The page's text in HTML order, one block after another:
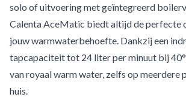
solo of uitvoering met geïntegreerd
Calenta AceMatic biedt altijd de perfecte
jouw warmwaterbehoefte. Dankzij een
tapcapaciteit tot 24 liter per minuut bij
van royaal warm water, zelfs op meerdere
huis.